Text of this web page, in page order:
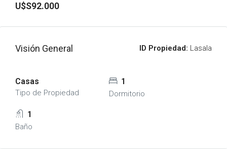
U$S92.000
Visión General ID Propiedad: Lasala
Casas
Tipo de Propiedad
1
Dormitorio
1
Baño